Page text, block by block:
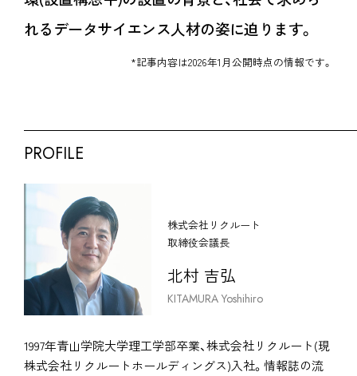
れるデータサイエンス人材の姿に迫ります。
*記事内容は2026年1月公開時点の情報です。
PROFILE
株式会社リクルート
取締役会議長
北村 吉弘
KITAMURA Yoshihiro
1997年青山学院大学理工学部卒業、株式会社リクルート(現
株式会社リクルートホールディングス)入社。情報誌の流